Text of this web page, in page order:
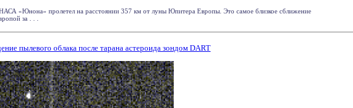
«Юнона» пролетел на расстоянии 357 км от луны Юпитера Европы. Это самое близкое сближение
за . . .
пылевого облака после тарана астероида зондом DART